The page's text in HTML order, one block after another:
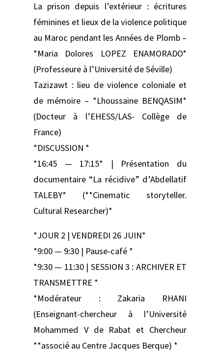
La prison depuis l’extérieur : écritures
féminines et lieux de la violence politique
au Maroc pendant les Années de Plomb –
*Maria Dolores LOPEZ ENAMORADO*
(Professeure à l’Université de Séville)
Tazizawt : lieu de violence coloniale et
de mémoire – *Lhoussaine BENQASIM*
(Docteur à l’EHESS/LAS- Collège de
France)
*DISCUSSION *
*16:45 — 17:15* | Présentation du
documentaire “La récidive” d’Abdellatif
TALEBY* (**Cinematic storyteller.
Cultural Researcher)*
*JOUR 2 | VENDREDI 26 JUIN*
*9:00 — 9:30 | Pause-café *
*9:30 — 11:30 | SESSION 3 : ARCHIVER ET
TRANSMETTRE *
*Modérateur : Zakaria RHANI
(Enseignant-chercheur à l’Université
Mohammed V de Rabat et Chercheur
**associé au Centre Jacques Berque) *